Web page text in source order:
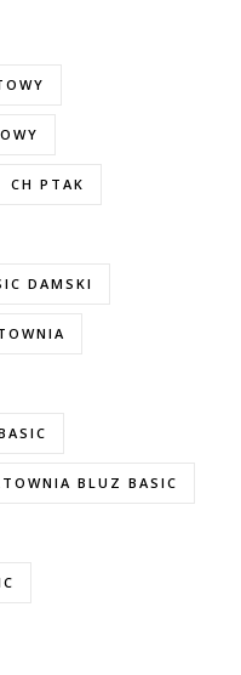
CH PTAK
DAMSKI
BLUZ BASIC